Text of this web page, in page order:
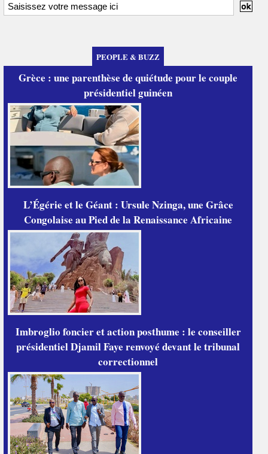
PEOPLE & BUZZ
Grèce : une parenthèse de quiétude pour le couple
présidentiel guinéen
L’Égérie et le Géant : Ursule Nzinga, une Grâce
Congolaise au Pied de la Renaissance Africaine
Imbroglio foncier et action posthume : le conseiller
présidentiel Djamil Faye renvoyé devant le tribunal
correctionnel